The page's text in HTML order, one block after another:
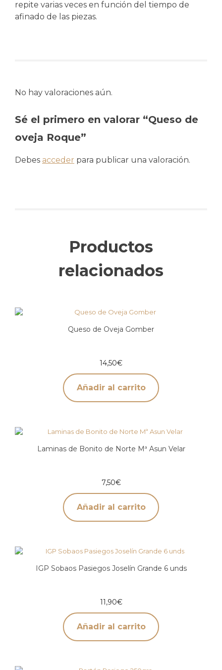
repite varias veces en función del tiempo de
afinado de las piezas.
No hay valoraciones aún.
Sé el primero en valorar “Queso de
oveja Roque”
Debes acceder para publicar una valoración.
Productos
relacionados
Queso de Oveja Gomber
14,50€
Añadir al carrito
Laminas de Bonito de Norte Mª Asun Velar
7,50€
Añadir al carrito
IGP Sobaos Pasiegos Joselín Grande 6 unds
11,90€
Añadir al carrito